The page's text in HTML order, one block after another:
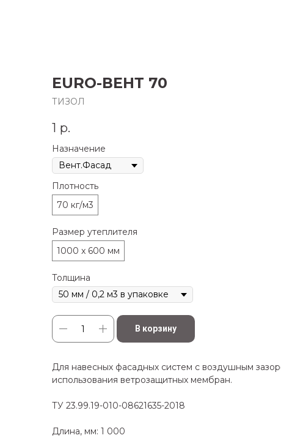
EURO-ВЕНТ 70
ТИЗОЛ
1 р.
Назначение
Плотность
70 кг/м3
Размер утеплителя
1000 x 600 мм
Толщина
В корзину
Для навесных фасадных систем с воздушным
использования ветрозащитных мембран.
ТУ 23.99.19-010-08621635-2018
Длина, мм: 1 000